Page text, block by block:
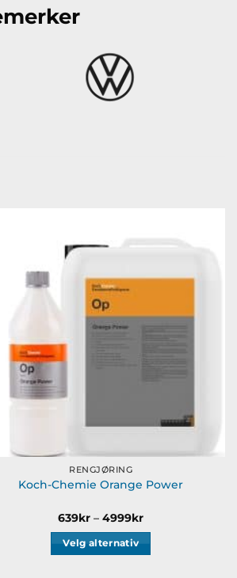
RENGJØRING
Koch-Chemie Orange Power
639kr – 4999krPrisområde:
Velg alternativ